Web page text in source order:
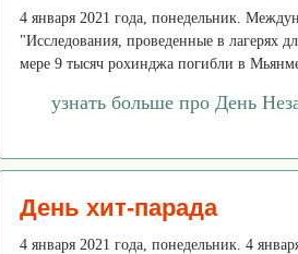
4 января 2021 года, понедельник.
"Исследования, проведенные в лагерях
мере 9 тысяч рохинджа погибли в
узнать больше про День
День хит-парада
4 января 2021 года, понедельник. 4